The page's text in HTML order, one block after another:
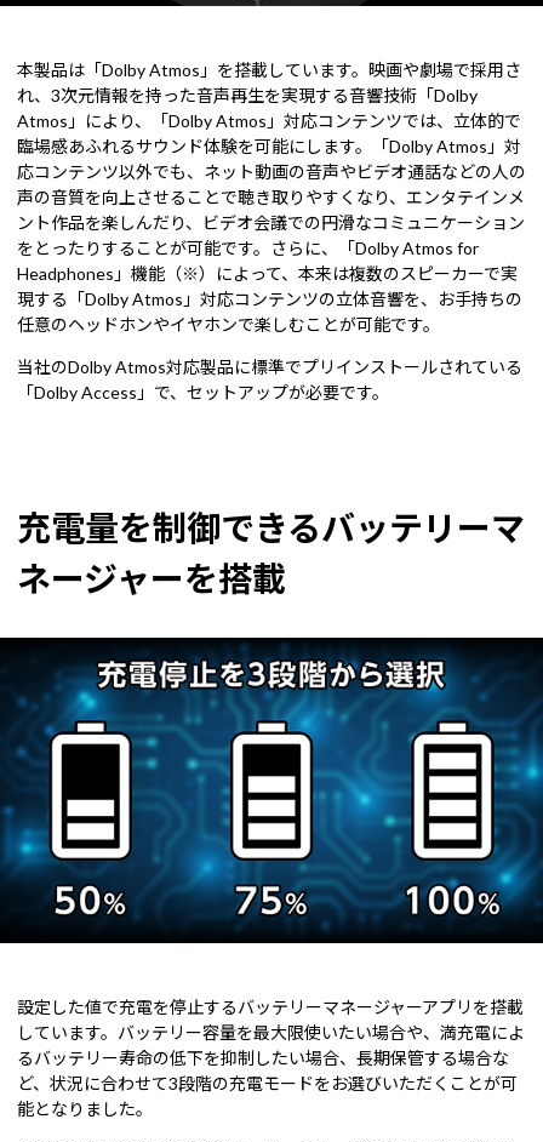
本製品は「Dolby Atmos」を搭載しています。映画や劇場で採用さ
れ、3次元情報を持った音声再生を実現する音響技術「Dolby
Atmos」により、「Dolby Atmos」対応コンテンツでは、立体的で
臨場感あふれるサウンド体験を可能にします。「Dolby Atmos」対
応コンテンツ以外でも、ネット動画の音声やビデオ通話などの人の
声の音質を向上させることで聴き取りやすくなり、エンタテインメ
ント作品を楽しんだり、ビデオ会議での円滑なコミュニケーション
をとったりすることが可能です。さらに、「Dolby Atmos for
Headphones」機能（※）によって、本来は複数のスピーカーで実
現する「Dolby Atmos」対応コンテンツの立体音響を、お手持ちの
任意のヘッドホンやイヤホンで楽しむことが可能です。
当社のDolby Atmos対応製品に標準でプリインストールされている
「Dolby Access」で、セットアップが必要です。
充電量を制御できるバッテリーマ
ネージャーを搭載
設定した値で充電を停止するバッテリーマネージャーアプリを搭載
しています。バッテリー容量を最大限使いたい場合や、満充電によ
るバッテリー寿命の低下を抑制したい場合、長期保管する場合な
ど、状況に合わせて3段階の充電モードをお選びいただくことが可
能となりました。